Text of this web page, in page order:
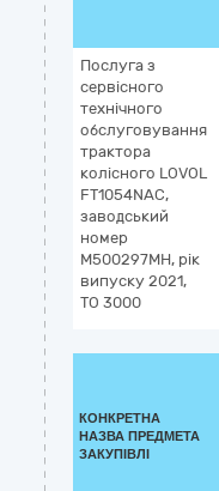
Послуга з
сервісного
технічного
обслуговування
трактора
колісного LOVOL
FT1054NAC,
заводський
номер
M500297MH, рік
випуску 2021,
ТО 3000
КОНКРЕТНА
НАЗВА ПРЕДМЕТА
ЗАКУПІВЛІ